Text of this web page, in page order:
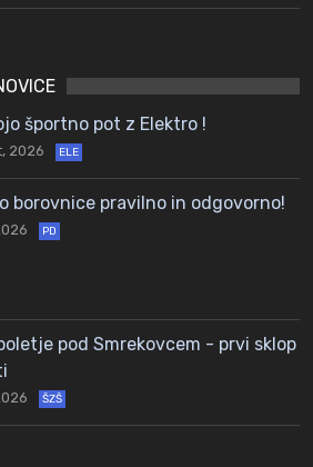
športno pot z Elektro !
2026 ELE
borovnice pravilno in odgovorno!
PD
pod Smrekovcem - prvi sklop
ŠZŠ